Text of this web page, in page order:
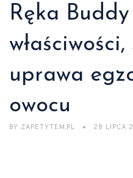
Ręka Buddy
uprawa
owocu
BY ZAPETYTEM.PL 28 LIPCA